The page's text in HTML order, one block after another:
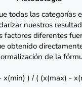
todas las categorías
nuestros
factores diferentes
obtenido
de la
x(min) ) / ( (x(max) -